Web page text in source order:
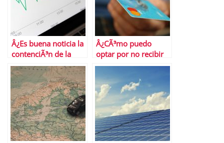
Â¿Es buena noticia la
contenciÃ³n de la
inflaciÃ³n
subyacente?
Â¿CÃ³mo puedo
optar por no recibir
ofertas de tarjetas de
crÃ©dito?